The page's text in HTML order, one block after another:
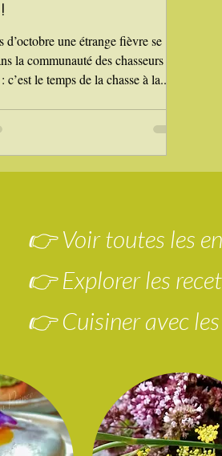
d’octobre une étrange fièvre se
la communauté des chasseurs du
c’est le temps de la chasse à la...
👉 Voir toutes les
👉 Explorer les
👉 Cuisiner avec